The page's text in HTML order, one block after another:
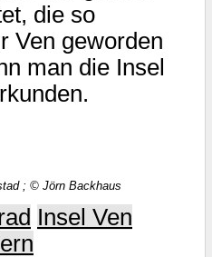
die so
Ven geworden
man die Insel
; © Jörn Backhaus
Insel Ven